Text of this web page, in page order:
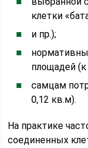
клетки
и пр.);
площадей (к
самцам
0,12 кв.м).
На практике
соединенных